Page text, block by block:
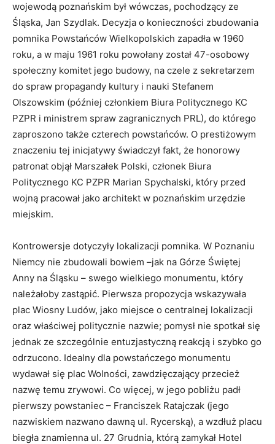
wojewodą poznańskim był wówczas, pochodzący ze
Śląska, Jan Szydlak. Decyzja o konieczności zbudowania
pomnika Powstańców Wielkopolskich zapadła w 1960
roku, a w maju 1961 roku powołany został 47-osobowy
społeczny komitet jego budowy, na czele z sekretarzem
do spraw propagandy kultury i nauki Stefanem
Olszowskim (później członkiem Biura Politycznego KC
PZPR i ministrem spraw zagranicznych PRL), do którego
zaproszono także czterech powstańców. O prestiżowym
znaczeniu tej inicjatywy świadczył fakt, że honorowy
patronat objął Marszałek Polski, członek Biura
Politycznego KC PZPR Marian Spychalski, który przed
wojną pracował jako architekt w poznańskim urzędzie
miejskim.
Kontrowersje dotyczyły lokalizacji pomnika. W Poznaniu
Niemcy nie zbudowali bowiem –jak na Górze Świętej
Anny na Śląsku – swego wielkiego monumentu, który
należałoby zastąpić. Pierwsza propozycja wskazywała
plac Wiosny Ludów, jako miejsce o centralnej lokalizacji
oraz właściwej politycznie nazwie; pomysł nie spotkał się
jednak ze szczególnie entuzjastyczną reakcją i szybko go
odrzucono. Idealny dla powstańczego monumentu
wydawał się plac Wolności, zawdzięczający przecież
nazwę temu zrywowi. Co więcej, w jego pobliżu padł
pierwszy powstaniec – Franciszek Ratajczak (jego
nazwiskiem nazwano dawną ul. Rycerską), a wzdłuż placu
biegła znamienna ul. 27 Grudnia, którą zamykał Hotel